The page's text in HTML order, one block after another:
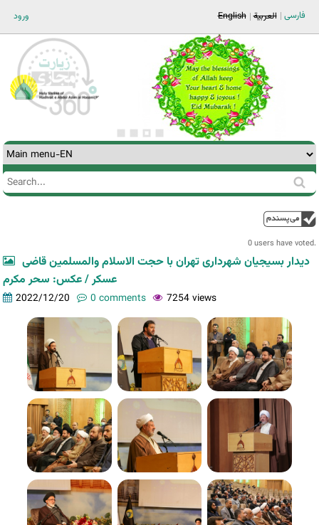
ورود فارسی العربية English
Search
Search
0 users have voted.
دیدار بسیجیان شهرداری تهران با حجت الاسلام والمسلمین قاضی
عسکر / عکس: سحر مکرم
2022/12/20 0 comments 7254 views